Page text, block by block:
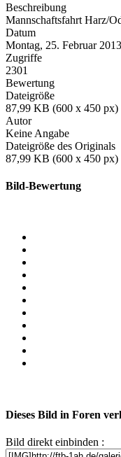
Beschreibung
Mannschaftsfahrt Harz/
Datum
Montag, 25. Februar 2013
Zugriffe
2301
Bewertung
Dateigröße
87,99 KB (600 x 450 px)
Autor
Keine Angabe
Dateigröße des Originals
87,99 KB (600 x 450 px)
Bild-Bewertung
Dieses Bild in Foren
Bild direkt einbinden :